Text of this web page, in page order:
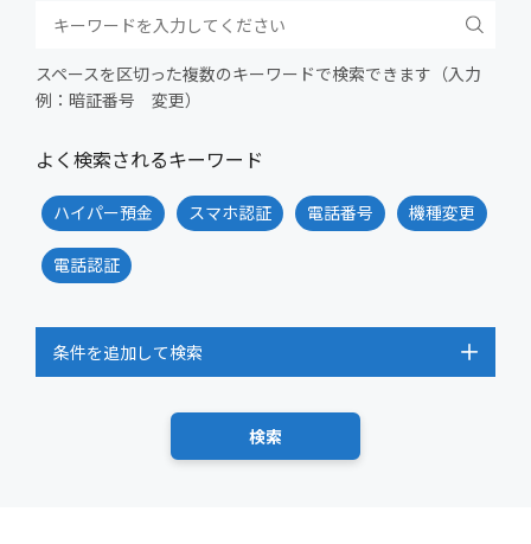
スペースを区切った複数のキーワードで検索できます（入力
例：暗証番号 変更）
よく検索されるキーワード
ハイパー預金 スマホ認証 電話番号 機種変更
電話認証
条件を追加して検索